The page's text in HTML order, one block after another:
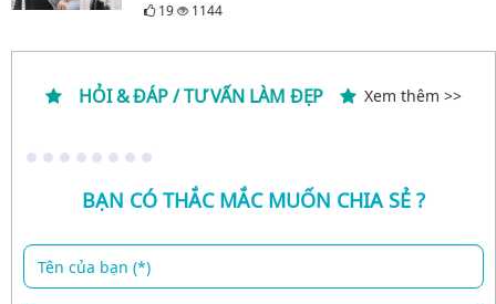
19 1144
HỎI & ĐÁP / TƯ VẤN LÀM ĐẸP Xem thêm >>
BẠN CÓ THẮC MẮC MUỐN CHIA SẺ ?